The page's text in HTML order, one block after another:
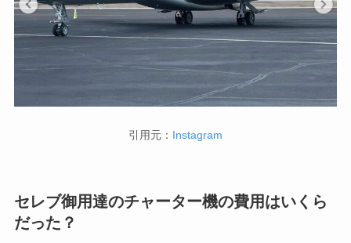
引用元： Instagram
セレブ御用達のチャーター機の費用はいくら
だった？